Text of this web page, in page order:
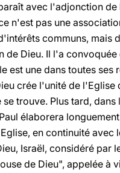
avec l'adjonction
n'est pas une
communs, mais
de Dieu. Il l'a convoquée
est une dans toutes ses
crée l'unité de l'Eglise
se trouve. Plus tard, dans
élaborera
en continuité avec
Israël, considéré par
de Dieu", appelée à